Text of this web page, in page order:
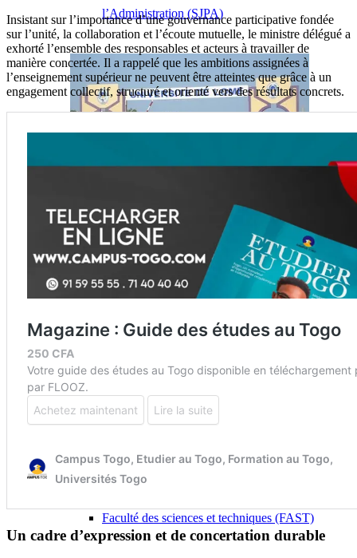
l’Administration (SJPA)
Université de Kara (UK)
Filières
Faculté des sciences et techniques (FAST)
Insistant sur l’importance d’une gouvernance participative fondée
sur l’unité, la collaboration et l’écoute mutuelle, le ministre délégué a
exhorté l’ensemble des responsables et acteurs à travailler de
manière concertée. Il a rappelé que les ambitions assignées à
l’enseignement supérieur ne peuvent être atteintes que grâce à un
engagement collectif, structuré et orienté vers des résultats concrets.
Un cadre d’expression et de concertation durable